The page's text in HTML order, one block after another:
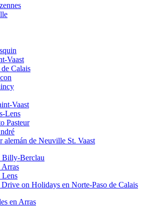
Vaast
Calais
Vaast
Lens
Pasteur
alemán de Neuville St. Vaast
Billy-Berclau
Arras
Lens
Drive on Holidays en Norte-Paso de Calais
en Arras